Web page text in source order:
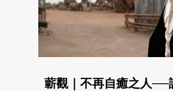
蘄觀｜不再自癒之人──